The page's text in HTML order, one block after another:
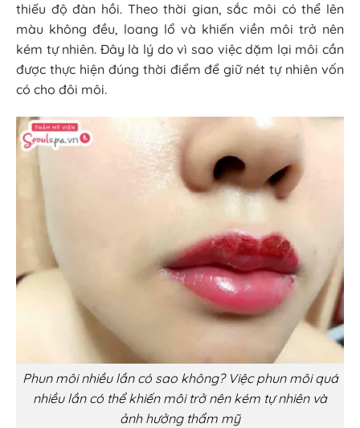
thiếu độ đàn hồi. Theo thời gian, sắc môi có thể lên
màu không đều, loang lổ và khiến viền môi trở nên
kém tự nhiên. Đây là lý do vì sao việc dặm lại môi cần
được thực hiện đúng thời điểm để giữ nét tự nhiên vốn
có cho đôi môi.
Phun môi nhiều lần có sao không? Việc phun môi quá
nhiều lần có thể khiến môi trở nên kém tự nhiên và
ảnh hưởng thẩm mỹ